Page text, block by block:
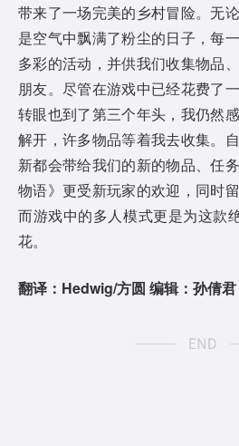
带来了一场完美的乡村冒险。无
是空气中飘满了粉尘的日子，每
多彩的活动，并供我们收集物品
朋友。尽管在游戏中已经花费了
转眼也到了第三个年头，我仍然
解开，许多物品等着我去收集。
新都会带给我们的新的物品、任
物语》更受新玩家的欢迎，同时
而游戏中的多人模式更是为这款
花。
翻译：Hedwig/方圆 编辑：孙倩君